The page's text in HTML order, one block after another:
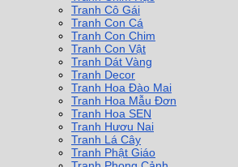
Tranh Cô Gái
Tranh Con Cá
Tranh Con Chim
Tranh Con Vật
Tranh Dát Vàng
Tranh Decor
Tranh Hoa Đào Mai
Tranh Hoa Mẫu Đơn
Tranh Hoa SEN
Tranh Hươu Nai
Tranh Lá Cây
Tranh Phật Giáo